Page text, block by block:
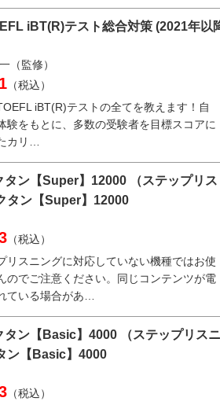
iBT(R)テスト総合対策 (2021年以
（監修）
（税込）
iBT(R)テストの全てを教えます！自
験をもとに、多数の受験者を目標スコアに
カリ…
タン【Super】12000 （ステップリス
タン【Super】12000
（税込）
リスニングに対応していない機種ではお使
のでご注意ください。同じコンテンツが電
ている場合があ…
タン【Basic】4000 （ステップリスニ
ン【Basic】4000
（税込）